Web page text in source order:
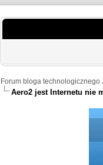
Forum bloga technologicznego
Aero2 jest Internetu nie